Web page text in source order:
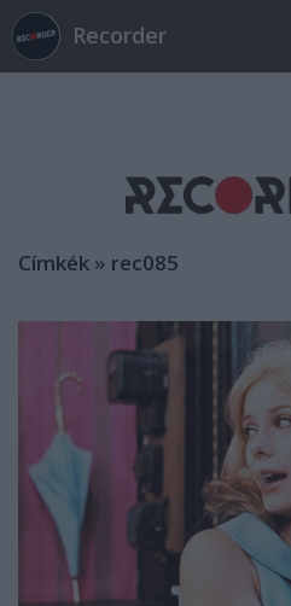
Recorder
Címkék » rec085